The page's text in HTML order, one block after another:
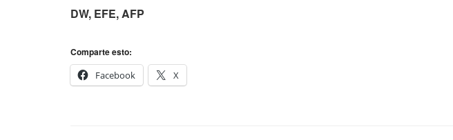
DW, EFE, AFP
Comparte esto:
Facebook
X